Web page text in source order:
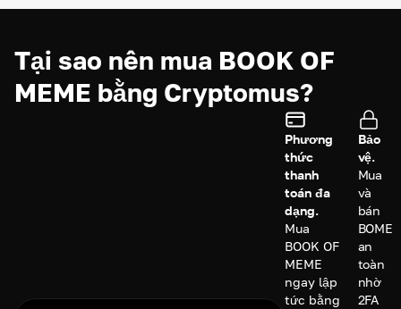
Tại sao nên mua BOOK OF
MEME bằng Cryptomus?
Phương
thức
thanh
toán đa
dạng.
Mua
BOOK OF
MEME
ngay lập
tức bằng
Bảo
vệ.
Mua
và
bán
BOME
an
toàn
nhờ
2FA